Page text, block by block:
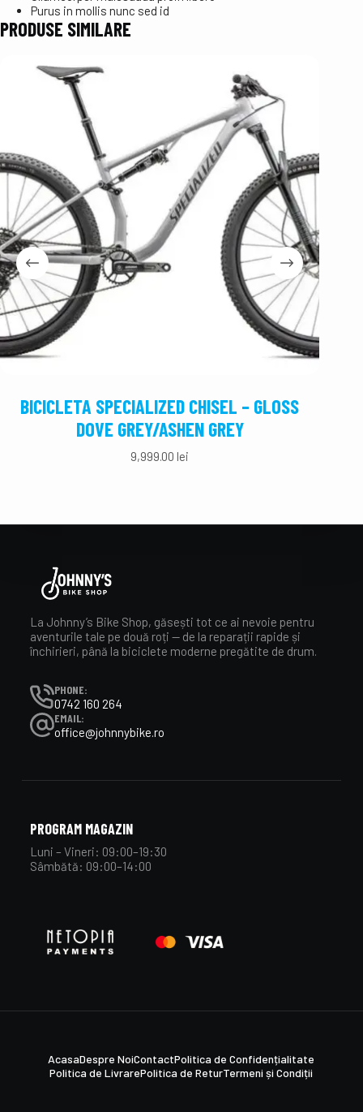
Purus in mollis nunc sed id
PRODUSE SIMILARE
BICICLETA SPECIALIZED CHISEL – GLOSS
DOVE GREY/ASHEN GREY
9,999.00 lei
La Johnny’s Bike Shop, găsești tot ce ai nevoie pentru
aventurile tale pe două roți — de la reparații rapide și
închirieri, până la biciclete moderne pregătite de drum.
PHONE:
0742 160 264
EMAIL:
office@johnnybike.ro
PROGRAM MAGAZIN
Luni – Vineri: 09:00–19:30
Sâmbătă: 09:00–14:00
AcasaDespre NoiContactPolitica de Confidențialitate
Politica de LivrarePolitica de ReturTermeni și Condiții